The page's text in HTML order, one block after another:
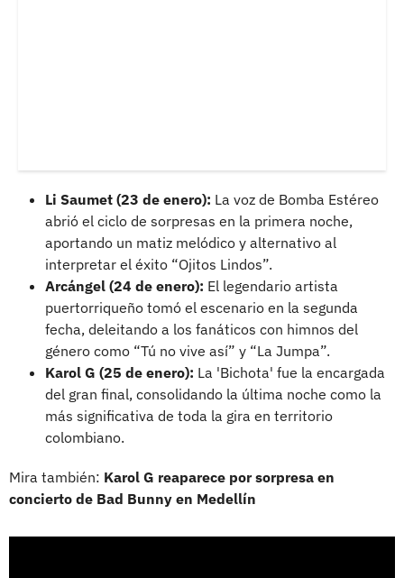
Li Saumet (23 de enero): La voz de Bomba Estéreo
abrió el ciclo de sorpresas en la primera noche,
aportando un matiz melódico y alternativo al
interpretar el éxito “Ojitos Lindos”.
Arcángel (24 de enero): El legendario artista
puertorriqueño tomó el escenario en la segunda
fecha, deleitando a los fanáticos con himnos del
género como “Tú no vive así” y “La Jumpa”.
Karol G (25 de enero): La 'Bichota' fue la encargada
del gran final, consolidando la última noche como la
más significativa de toda la gira en territorio
colombiano.
Mira también: Karol G reaparece por sorpresa en
concierto de Bad Bunny en Medellín